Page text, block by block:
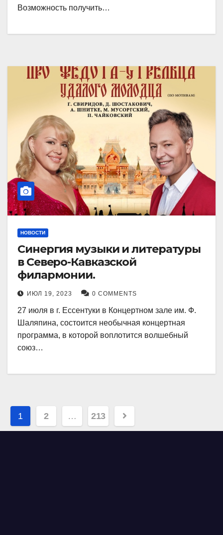
Возможность получить…
НОВОСТИ
Синергия музыки и литературы
в Северо-Кавказской
филармонии.
ИЮЛ 19, 2023 0 COMMENTS
27 июля в г. Ессентуки в Концертном зале им. Ф.
Шаляпина, состоится необычная концертная
программа, в которой воплотится волшебный
союз…
Навигация
по
1 2 … 213